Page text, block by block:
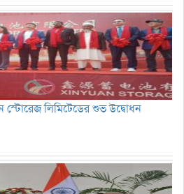
স্টোরেজ লিমিটেডের শুভ উদ্বোধন